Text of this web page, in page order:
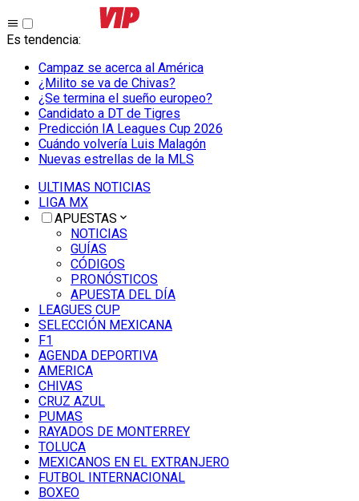
Es tendencia:
Campaz se acerca al América
¿Milito se va de Chivas?
¿Se termina el sueño europeo?
Candidato a DT de Tigres
Predicción IA Leagues Cup 2026
Cuándo volvería Luis Malagón
Nuevas estrellas de la MLS
ULTIMAS NOTICIAS
LIGA MX
APUESTAS
NOTICIAS
GUÍAS
CÓDIGOS
PRONÓSTICOS
APUESTA DEL DÍA
LEAGUES CUP
SELECCIÓN MEXICANA
F1
AGENDA DEPORTIVA
AMERICA
CHIVAS
CRUZ AZUL
PUMAS
RAYADOS DE MONTERREY
TOLUCA
MEXICANOS EN EL EXTRANJERO
FUTBOL INTERNACIONAL
BOXEO